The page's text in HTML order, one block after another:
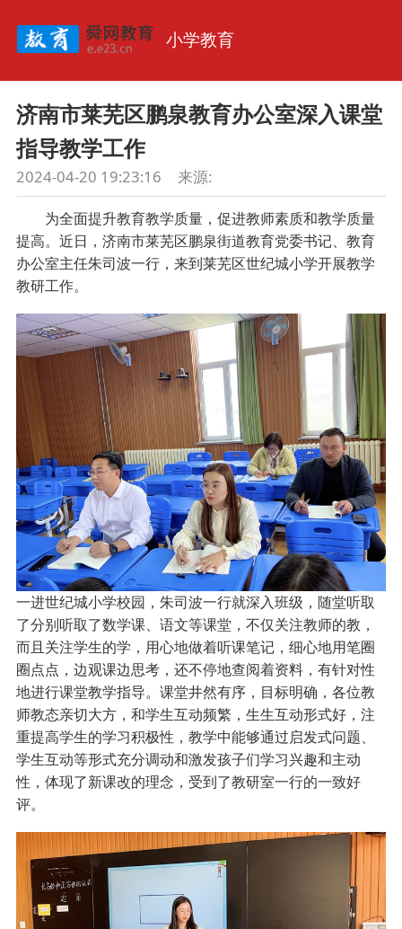
小学教育
济南市莱芜区鹏泉教育办公室深入课堂
指导教学工作
2024-04-20 19:23:16 来源:
为全面提升教育教学质量，促进教师素质和教学质量
提高。近日，济南市莱芜区鹏泉街道教育党委书记、教育
办公室主任朱司波一行，来到莱芜区世纪城小学开展教学
教研工作。
一进世纪城小学校园，朱司波一行就深入班级，随堂听取
了分别听取了数学课、语文等课堂，不仅关注教师的教，
而且关注学生的学，用心地做着听课笔记，细心地用笔圈
圈点点，边观课边思考，还不停地查阅着资料，有针对性
地进行课堂教学指导。课堂井然有序，目标明确，各位教
师教态亲切大方，和学生互动频繁，生生互动形式好，注
重提高学生的学习积极性，教学中能够通过启发式问题、
学生互动等形式充分调动和激发孩子们学习兴趣和主动
性，体现了新课改的理念，受到了教研室一行的一致好
评。